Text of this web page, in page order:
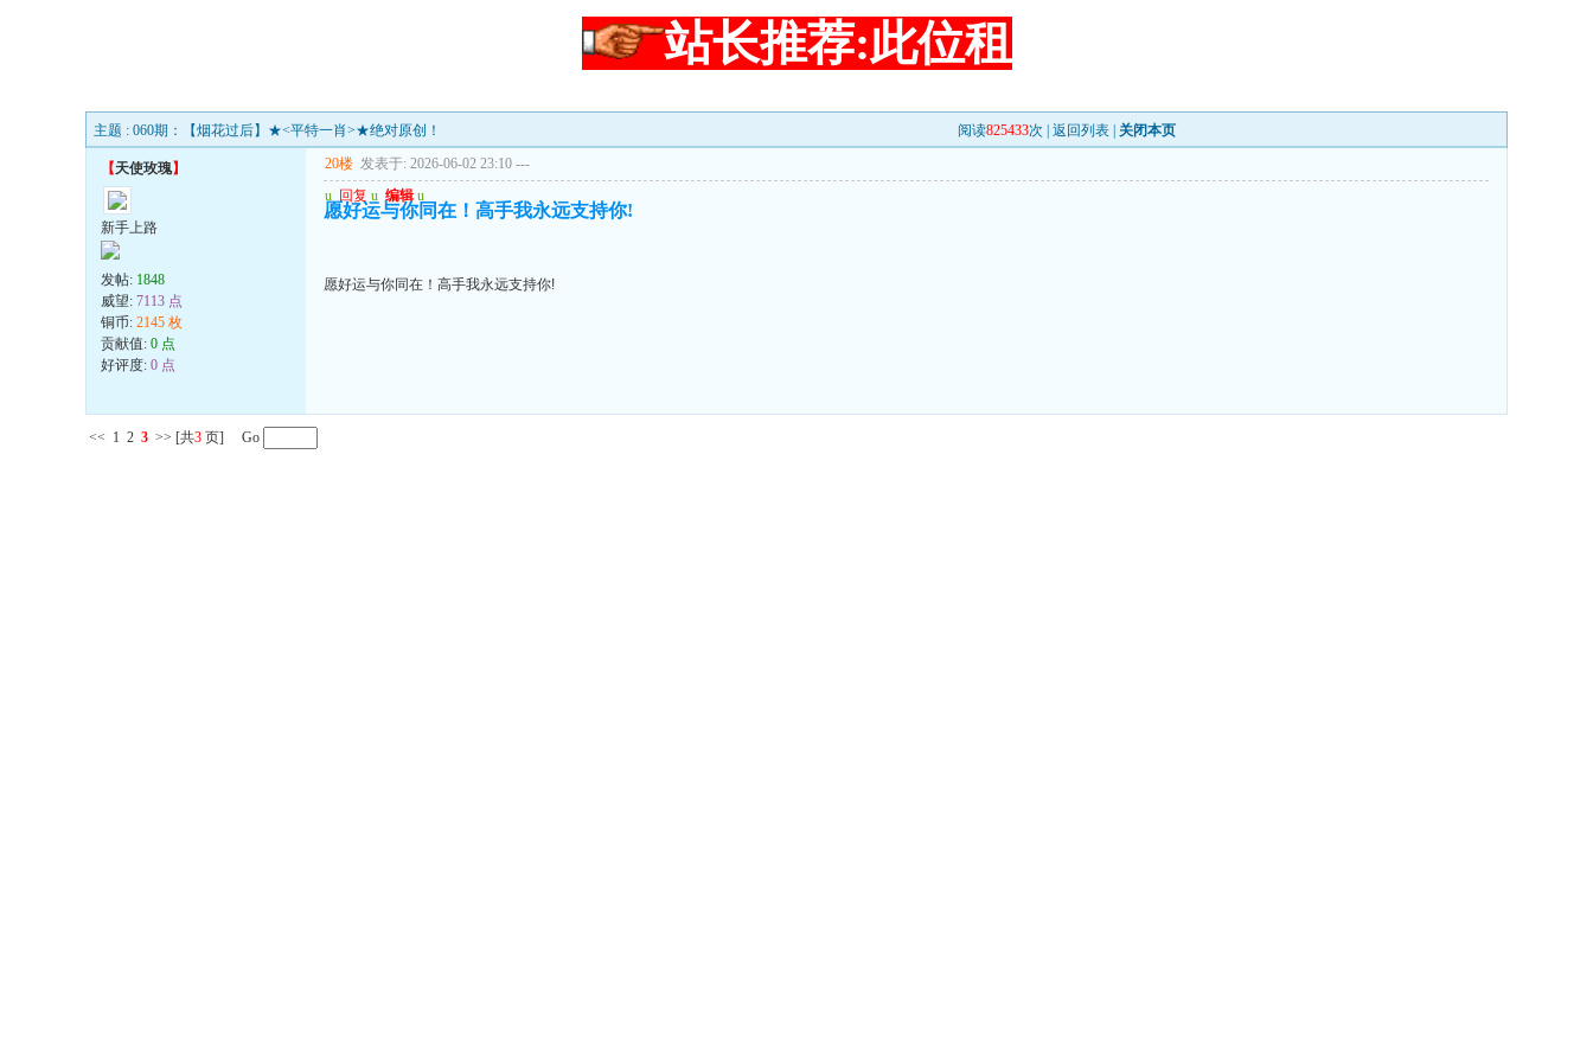
站长推荐:此位租
主题 : 060期：【烟花过后】★<平特一肖>★绝对原创！ 阅读825433次 | 返回列表 关闭本页
【天使玫瑰】
新手上路
发帖: 1848
威望: 7113 点
铜币: 2145 枚
贡献值: 0 点
好评度: 0 点
20楼 发表于: 2026-06-02 23:10 ---
u 回复 u 编辑 u
愿好运与你同在！高手我永远支持你!
愿好运与你同在！高手我永远支持你!
<< 1 2 3 >> [共3 页] Go